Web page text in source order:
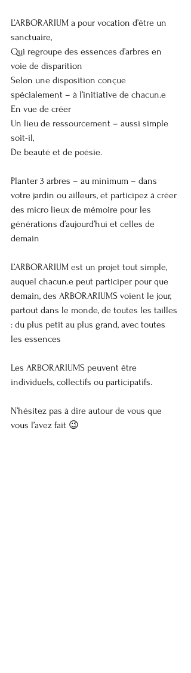
L’ARBORARIUM a pour vocation d’être un
sanctuaire,
Qui regroupe des essences d’arbres en
voie de disparition
Selon une disposition conçue
spécialement – à l’initiative de chacun.e
En vue de créer
Un lieu de ressourcement – aussi simple
soit-il,
De beauté et de poésie.
Planter 3 arbres – au minimum – dans
votre jardin ou ailleurs, et participez à créer
des micro lieux de mémoire pour les
générations d’aujourd’hui et celles de
demain
L’ARBORARIUM est un projet tout simple,
auquel chacun.e peut participer pour que
demain, des ARBORARIUMS voient le jour,
partout dans le monde, de toutes les tailles
: du plus petit au plus grand, avec toutes
les essences
Les ARBORARIUMS peuvent être
individuels, collectifs ou participatifs.
N’hésitez pas à dire autour de vous que
vous l’avez fait 😉